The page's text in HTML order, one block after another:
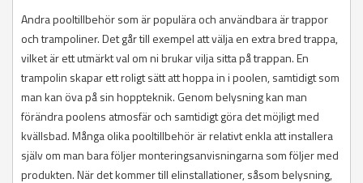
Andra pooltillbehör som är populära och användbara är trappor
och trampoliner. Det går till exempel att välja en extra bred trappa,
vilket är ett utmärkt val om ni brukar vilja sitta på trappan. En
trampolin skapar ett roligt sätt att hoppa in i poolen, samtidigt som
man kan öva på sin hoppteknik. Genom belysning kan man
förändra poolens atmosfär och samtidigt göra det möjligt med
kvällsbad. Många olika pooltillbehör är relativt enkla att installera
själv om man bara följer monteringsanvisningarna som följer med
produkten. När det kommer till elinstallationer, såsom belysning,